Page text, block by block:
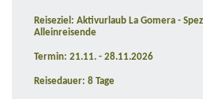
Reiseziel: Aktivurlaub La Gomera -
Alleinreisende
Termin: 21.11. - 28.11.2026
Reisedauer: 8 Tage